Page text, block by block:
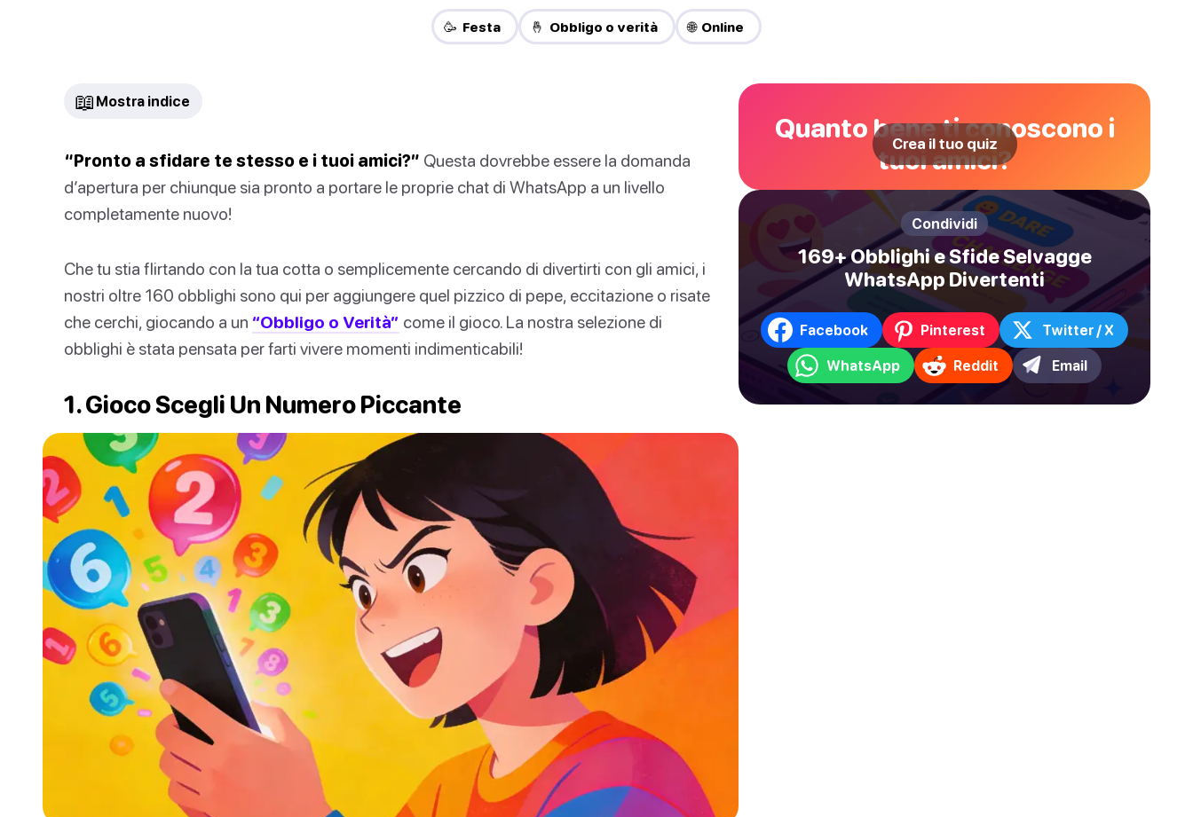
🥳 Festa 🤞 Obbligo o verità 🌐 Online
📖 Mostra indice
“Pronto a sfidare te stesso e i tuoi amici?” Questa dovrebbe essere la domanda
d’apertura per chiunque sia pronto a portare le proprie chat di WhatsApp a un livello
completamente nuovo!
Che tu stia flirtando con la tua cotta o semplicemente cercando di divertirti con gli amici, i
nostri oltre 160 obblighi sono qui per aggiungere quel pizzico di pepe, eccitazione o risate
che cerchi, giocando a un “Obbligo o Verità” come il gioco. La nostra selezione di
obblighi è stata pensata per farti vivere momenti indimenticabili!
1. Gioco Scegli Un Numero Piccante
Quanto bene ti conoscono i
tuoi amici?
Crea il tuo quiz
Condividi
169+ Obblighi e Sfide Selvagge
WhatsApp Divertenti
Facebook Pinterest Twitter / X
WhatsApp Reddit Email